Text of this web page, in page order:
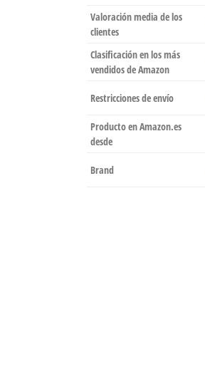
Valoración media de los
clientes
Clasificación en los más
vendidos de Amazon
Restricciones de envío
Producto en Amazon.es
desde
Brand